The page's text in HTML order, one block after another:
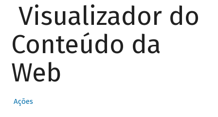
Visualizador do
Conteúdo da
Web
Ações